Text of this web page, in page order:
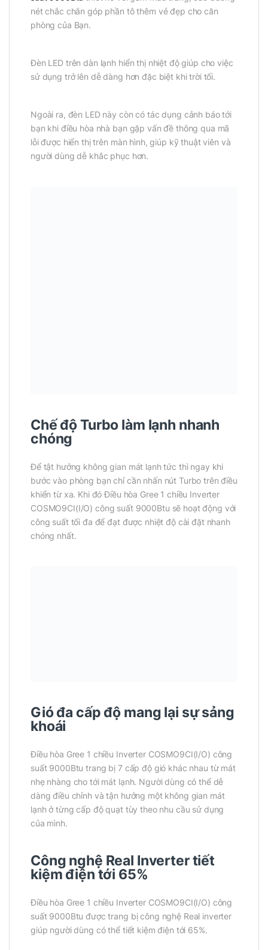
nét chắc chắn góp phần tô thêm vẻ đẹp cho căn
phòng của Bạn.
Đèn LED trên dàn lạnh hiển thị nhiệt độ giúp cho việc
sử dụng trở lên dễ dàng hơn đặc biệt khi trời tối.
Ngoài ra, đèn LED này còn có tác dụng cảnh báo tới
bạn khi điều hòa nhà bạn gặp vấn đề thông qua mã
lỗi được hiển thị trên màn hình, giúp kỹ thuật viên và
người dùng dễ khắc phục hơn.
Chế độ Turbo làm lạnh nhanh
chóng
Để tật hưởng không gian mát lạnh tức thì ngay khi
bước vào phòng bạn chỉ cần nhấn nút Turbo trên điều
khiển từ xa. Khi đó Điều hòa Gree 1 chiều Inverter
COSMO9CI(I/O) công suất 9000Btu sẽ hoạt động với
công suất tối đa để đạt được nhiệt độ cài đặt nhanh
chóng nhất.
Gió đa cấp độ mang lại sự sảng
khoái
Điều hòa Gree 1 chiều Inverter COSMO9CI(I/O) công
suất 9000Btu trang bị 7 cấp độ gió khác nhau từ mát
nhẹ nhàng cho tới mát lạnh. Người dùng có thể dễ
dàng điều chỉnh và tận hưởng một không gian mát
lạnh ở từng cấp độ quạt tùy theo nhu cầu sử dụng
của mình.
Công nghệ Real Inverter tiết
kiệm điện tới 65%
Điều hòa Gree 1 chiều Inverter COSMO9CI(I/O) công
suất 9000Btu được trang bị công nghệ Real inverter
giúp người dùng có thể tiết kiệm điện tới 65%.